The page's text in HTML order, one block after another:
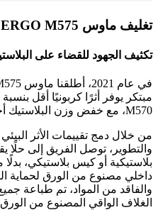
تغليف ماوس ERGO M575
تكثيف الجهود للقضاء على
M570، مع خفض وزن البلاستيك أحادي الاستخدام بنسبة 98%*.
من خلال دمج تقييمات الأثر
والتطوير، توصل الفريق إلى حلًا
بلاستيكية أو كيس بلاستيكي،
داخلي مصنوع من الورق لحماية
والفاقد من المواد، تم طباعة
الغلاف الواقي المصنوع من